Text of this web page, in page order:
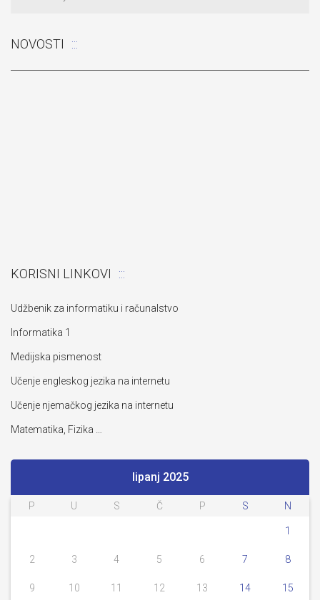
NOVOSTI
Odluka: Poništava se konkurentski zahtjev za dostavu ponuda
KORISNI LINKOVI
Udžbenik za informatiku i računalstvo
Informatika 1
Medijska pismenost
Učenje engleskog jezika na internetu
Učenje njemačkog jezika na internetu
Matematika, Fizika …
lipanj 2025
P U S Č P S N
1
2 3 4 5 6 7 8
9 10 11 12 13 14 15